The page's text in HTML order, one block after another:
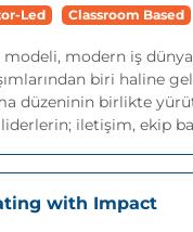
Led Classroom Based
modern iş
biri haline
düzeninin birlikte
iletişim, ekip
with Impact